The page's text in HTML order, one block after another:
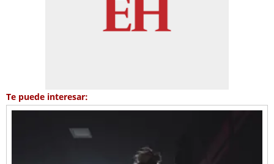
Te puede interesar: